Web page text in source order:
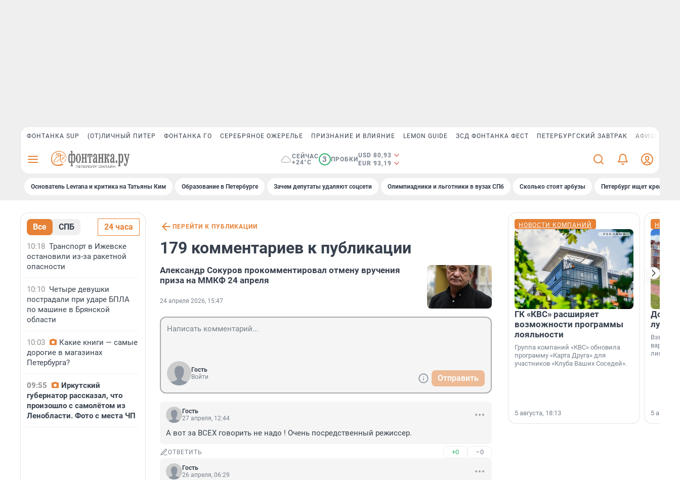
ФОНТАНКА SUP (ОТ)ЛИЧНЫЙ ПИТЕР ФОНТАНКА ГО СЕРЕБРЯНОЕ ОЖЕРЕЛЬЕ ПРИЗНАНИЕ И ВЛИЯНИЕ LEMON GUIDE ЗСД ФОНТАНКА ФЕСТ ПЕТЕРБУРГСКИЙ ЗАВТРАК АФИША PLUS
СЕЙЧАС
+24°C
3 ПРОБКИ
USD 80,93
EUR 93,19
Основатель Levrana и критика на Татьяны Ким Образование в Петербурге Зачем депутаты удаляют соцсети Олимпиадники и льготники в вузах СПб Сколько стоят арбузы Петербург ищет креатив
Все СПБ 24 часа
10:18 Транспорт в Ижевске
остановили из-за ракетной
опасности
10:10 Четыре девушки
пострадали при ударе БПЛА
по машине в Брянской
области
10:03
Какие книги — самые
дорогие в магазинах
Петербурга?
09:55
Иркутский
губернатор рассказал, что
произошло с самолётом из
Ленобласти. Фото с места ЧП
ПЕРЕЙТИ К ПУБЛИКАЦИИ
179 комментариев к публикации
Александр Сокуров прокомментировал отмену вручения
приза на ММКФ 24 апреля
24 апреля 2026, 15:47
Гость
Войти
Отправить
Гость
27 апреля, 12:44
А вот за ВСЕХ говорить не надо ! Очень посредственный режиссер.
ОТВЕТИТЬ +0 –0
Гость
26 апреля, 06:29
НОВОСТИ КОМПАНИЙ
ГК «КВС» расширяет
возможности программы
лояльности
Группа компаний «КВС» обновила
программу «Карта Друга» для
участников «Клуба Ваших Соседей».
5 августа, 18:13
Дом
лучше
лишнего
5